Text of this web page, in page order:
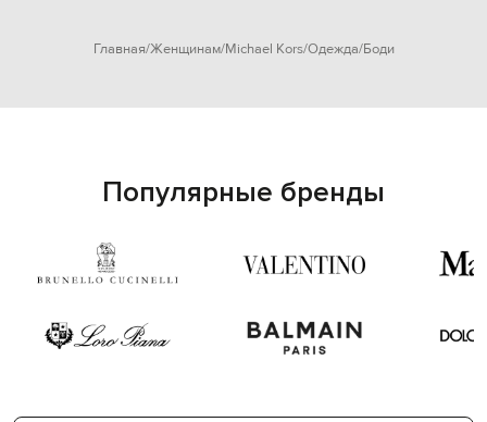
Главная Женщинам Michael Kors Одежда Боди
Популярные бренды